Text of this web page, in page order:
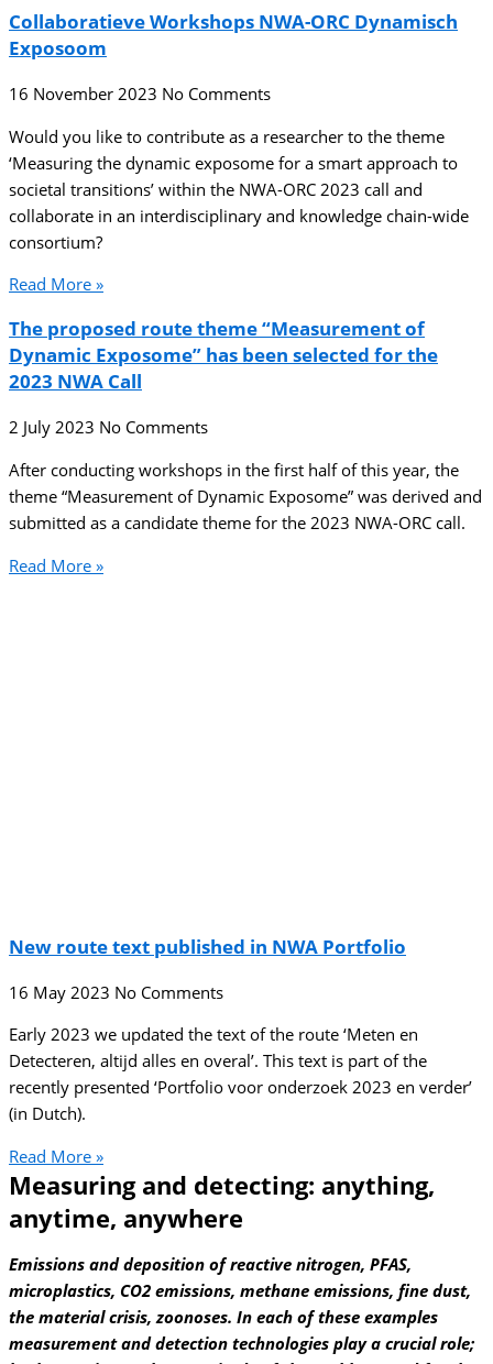
Collaboratieve Workshops NWA-ORC Dynamisch
Exposoom
16 November 2023 No Comments
Would you like to contribute as a researcher to the theme
‘Measuring the dynamic exposome for a smart approach to
societal transitions’ within the NWA-ORC 2023 call and
collaborate in an interdisciplinary and knowledge chain-wide
consortium?
Read More »
The proposed route theme “Measurement of
Dynamic Exposome” has been selected for the
2023 NWA Call
2 July 2023 No Comments
After conducting workshops in the first half of this year, the
theme “Measurement of Dynamic Exposome” was derived and
submitted as a candidate theme for the 2023 NWA-ORC call.
Read More »
New route text published in NWA Portfolio
16 May 2023 No Comments
Early 2023 we updated the text of the route ‘Meten en
Detecteren, altijd alles en overal’. This text is part of the
recently presented ‘Portfolio voor onderzoek 2023 en verder’
(in Dutch).
Read More »
Measuring and detecting: anything,
anytime, anywhere
Emissions and deposition of reactive nitrogen, PFAS,
microplastics, CO2 emissions, methane emissions, fine dust,
the material crisis, zoonoses. In each of these examples
measurement and detection technologies play a crucial role;